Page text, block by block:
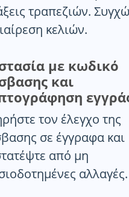
τραπεζιών.
κελιών.
με κωδικό
και
τον έλεγχο της
σε έγγραφα και
από μη
αλλαγές.